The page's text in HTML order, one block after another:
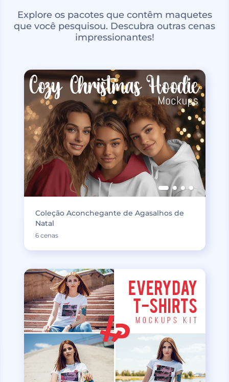
Explore os pacotes que contêm maquetes
que você pesquisou. Descubra outras cenas
impressionantes!
Coleção Aconchegante de Agasalhos de
Natal
6 cenas